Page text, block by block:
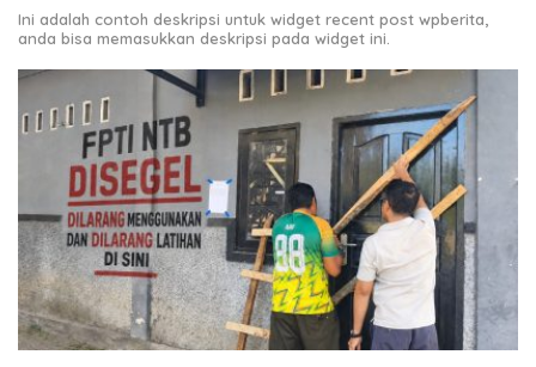
Ini adalah contoh deskripsi untuk widget recent post wpberita,
anda bisa memasukkan deskripsi pada widget ini.